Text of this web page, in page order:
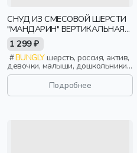
СНУД ИЗ СМЕСОВОЙ ШЕРСТИ
"МАНДАРИН" ВЕРТИКАЛЬНАЯ
ВЯЗКА
1 299 ₽
BUNGLYшерсть, россия, актив,
девочки, малыши, дошкольники,
дети
Подробнее